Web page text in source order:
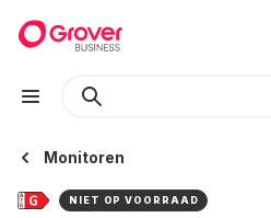
Monitoren
NIET OP VOORRAAD